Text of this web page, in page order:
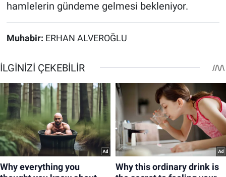
hamlelerin gündeme gelmesi bekleniyor.
Muhabir: ERHAN ALVEROĞLU